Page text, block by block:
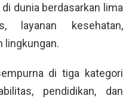
dunia berdasarkan lima
layanan kesehatan,
lingkungan.
di tiga kategori
pendidikan, dan